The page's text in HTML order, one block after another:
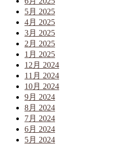
5月 2025
4月 2025
3月 2025
2月 2025
1月 2025
12月 2024
11月 2024
10月 2024
9月 2024
8月 2024
7月 2024
6月 2024
5月 2024